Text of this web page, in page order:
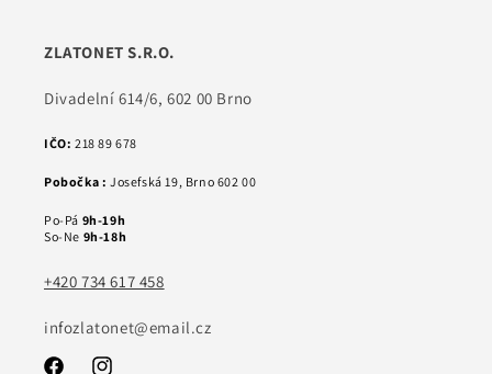
ZLATONET S.R.O.
Divadelní 614/6, 602 00 Brno
IČO: 218 89 678
Pobočka : Josefská 19, Brno 602 00
Po-Pá 9h-19h
So-Ne 9h-18h
+420 734 617 458
infozlatonet@email.cz